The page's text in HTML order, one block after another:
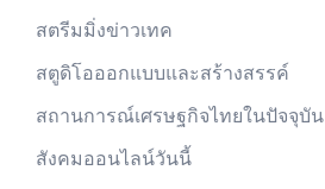
สตรีมมิ่งข่าวเทค
สตูดิโอออกแบบและสร้างสรรค์
สถานการณ์เศรษฐกิจไทยในปัจจุบัน
สังคมออนไลน์วันนี้